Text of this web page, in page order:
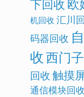
下回收
机回收 汇川
码器回收
收西门
回收触摸
通信模块回收